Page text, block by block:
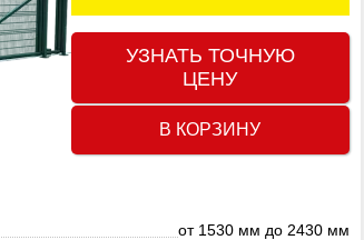
УЗНАТЬ ТОЧНУЮ
ЦЕНУ
В КОРЗИНУ
от 1530 мм до 2430 мм